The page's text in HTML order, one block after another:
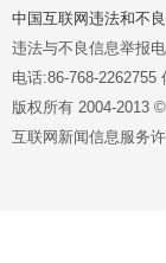
中国互联网违法和不
违法与不良信息举报
电话:86-768-2262755
版权所有 2004-2013
互联网新闻信息服务